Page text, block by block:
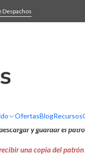
OfertasBlogRecursos
Despachos
- Patrón de Tejido
un email con un
y guardar el
una copia del